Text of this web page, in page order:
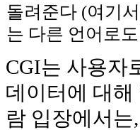
돌려준다 (여기
는 다른 언어로
CGI는 사용자
데이터에 대
람 입장에서는